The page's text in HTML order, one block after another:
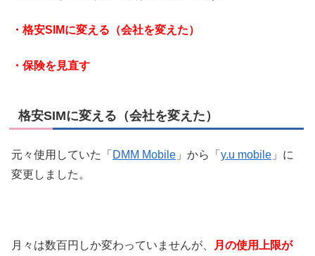
・格安SIMに変える（会社を変えた）
・保険を見直す
格安SIMに変える（会社を変えた）
元々使用していた「 DMM Mobile 」から「 y.u mobile 」に
変更しました。
月々は数百円しか変わっていませんが、
月の使用上限が